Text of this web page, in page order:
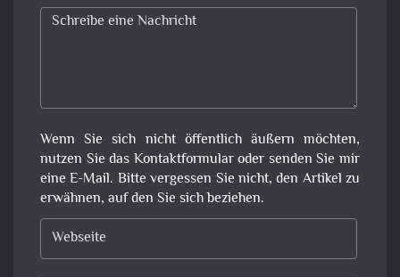
Wenn Sie sich nicht öffentlich äußern möchten,
nutzen Sie das Kontaktformular oder senden Sie mir
eine E-Mail. Bitte vergessen Sie nicht, den Artikel zu
erwähnen, auf den Sie sich beziehen.